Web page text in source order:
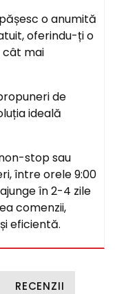
o anumită
oferindu-ți o
mai
de
ideală
stop sau
între orele 9:00
în 2-4 zile
comenzii,
eficientă.
RECENZII